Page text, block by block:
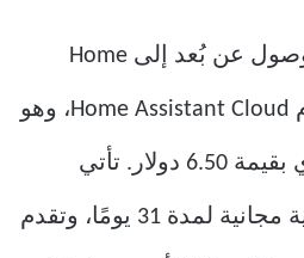
أسهل طريقة لإضافة وصول عن بُعد إلى Home
Assistant هي استخدام Home Assistant Cloud، وهو
اشتراك شهري اختياري بقيمة 6.50 دولار. تأتي
الخدمة مع فترة تجريبية مجانية لمدة 31 يومًا، وتقدم